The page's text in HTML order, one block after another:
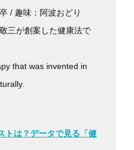
/ 趣味：阿波おどり
三が創案した健康法で
that was invented in
トは？データで見る「健